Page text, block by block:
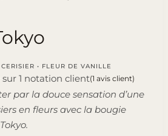
• FLEUR DE VANILLE
sur 1 notation client(1 avis client)
par la douce sensation d’une
en fleurs avec la bougie